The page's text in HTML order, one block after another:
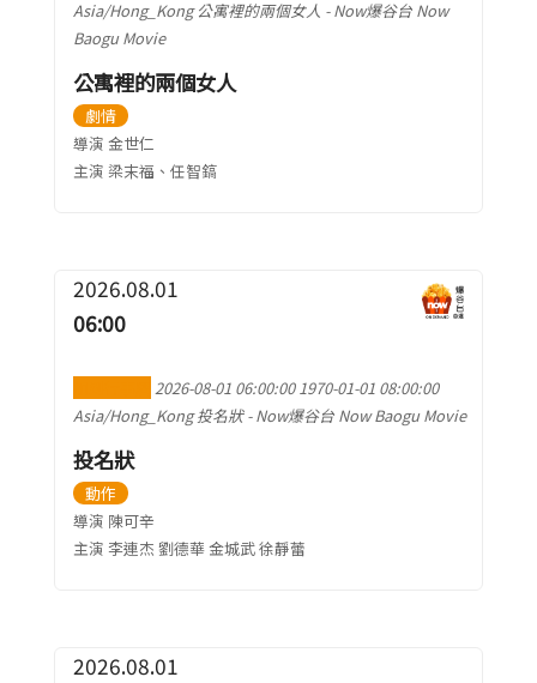
Asia/Hong_Kong 公寓裡的兩個女人 - Now爆谷台 Now
Baogu Movie
公寓裡的兩個女人
劇情
導演 金世仁
主演 梁末福、任智鎬
2026.08.01
06:00
2026-08-01 06:00:00 1970-01-01 08:00:00
Asia/Hong_Kong 投名狀 - Now爆谷台 Now Baogu Movie
投名狀
動作
導演 陳可辛
主演 李連杰 劉德華 金城武 徐靜蕾
2026.08.01